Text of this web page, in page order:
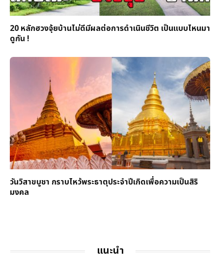
20 หลักฮวงจุ้ยบ้านไม่ดีมีผลต่อการดำเนินชีวิต เป็นแบบไหนมา
ดูกัน !
วันวิสาขบูชา กราบไหว้พระธาตุประจำปีเกิดเพื่อความเป็นสิริ
มงคล
แนะนำ